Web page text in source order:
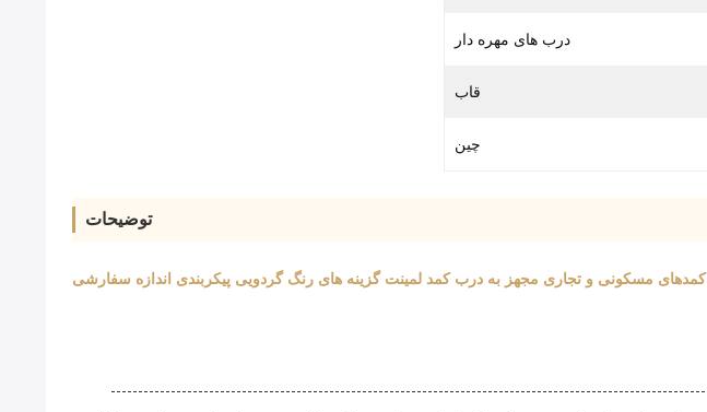
درب های مهره دار
قاب
چین
توضیحات
کمدهای مسکونی و تجاری مجهز به درب کمد لمینت گزینه های رنگ گردویی پیکربندی اندازه سفارشی